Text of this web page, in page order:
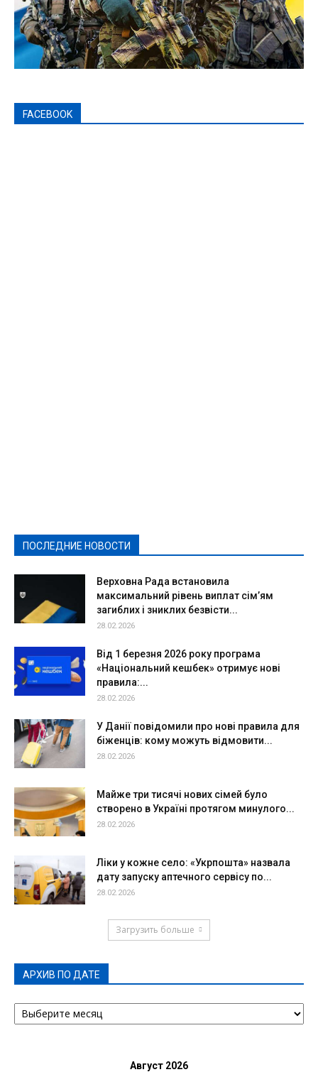
FACEBOOK
ПОСЛЕДНИЕ НОВОСТИ
Верховна Рада встановила
максимальний рівень виплат сім’ям
загиблих і зниклих безвісти...
28.02.2026
Від 1 березня 2026 року програма
«Національний кешбек» отримує нові
правила:...
28.02.2026
У Данії повідомили про нові правила для
біженців: кому можуть відмовити...
28.02.2026
Майже три тисячі нових сімей було
створено в Україні протягом минулого...
28.02.2026
Ліки у кожне село: «Укрпошта» назвала
дату запуску аптечного сервісу по...
28.02.2026
Загрузить больше
АРХИВ ПО ДАТЕ
АРХИВ
ПО
Август 2026